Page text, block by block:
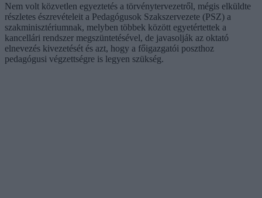
Nem volt közvetlen egyeztetés a törvénytervezetről, mégis elküldte
részletes észrevételeit a Pedagógusok Szakszervezete (PSZ) a
szakminisztériumnak, melyben többek között egyetértettek a
kancellári rendszer megszüntetésével, de javasolják az oktató
elnevezés kivezetését és azt, hogy a főigazgatói poszthoz
pedagógusi végzettségre is legyen szükség.